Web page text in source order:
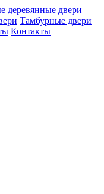
деревянные двери
Тамбурные двери
Контакты